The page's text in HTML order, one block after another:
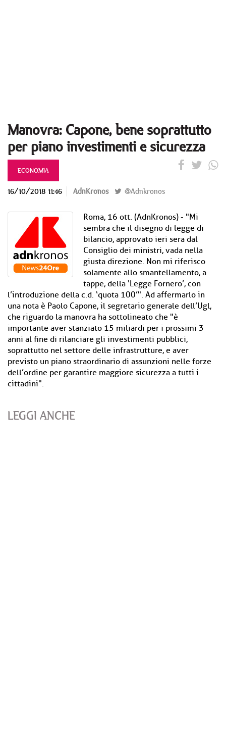
Manovra: Capone, bene soprattutto
per piano investimenti e sicurezza
ECONOMIA
16/10/2018 11:46 AdnKronos @Adnkronos
Roma, 16 ott. (AdnKronos) - "Mi
sembra che il disegno di legge di
bilancio, approvato ieri sera dal
Consiglio dei ministri, vada nella
giusta direzione. Non mi riferisco
solamente allo smantellamento, a
tappe, della ‘Legge Fornero’, con
l’introduzione della c.d. ‘quota 100’". Ad affermarlo in
una nota è Paolo Capone, il segretario generale dell’Ugl,
che riguardo la manovra ha sottolineato che "è
importante aver stanziato 15 miliardi per i prossimi 3
anni al fine di rilanciare gli investimenti pubblici,
soprattutto nel settore delle infrastrutture, e aver
previsto un piano straordinario di assunzioni nelle forze
dell’ordine per garantire maggiore sicurezza a tutti i
cittadini".
LEGGI ANCHE